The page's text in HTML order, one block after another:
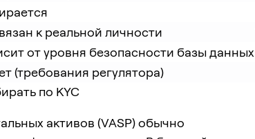
к реальной личности
от уровня безопасности базы данных
(требования регулятора)
по KYC
активов (VASP) обычно